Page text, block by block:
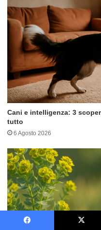
Cani e intelligenza: 3
tutto
6 Agosto 2026